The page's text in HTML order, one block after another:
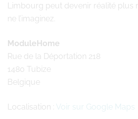
Limbourg peut devenir réalité plus
ne l’imaginez.
ModuleHome
Rue de la Déportation 218
1480 Tubize
Belgique
Localisation : Voir sur Google Maps